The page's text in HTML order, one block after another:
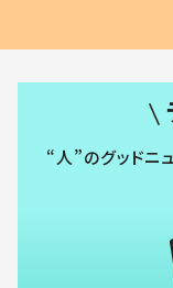
“人”のグッドニ